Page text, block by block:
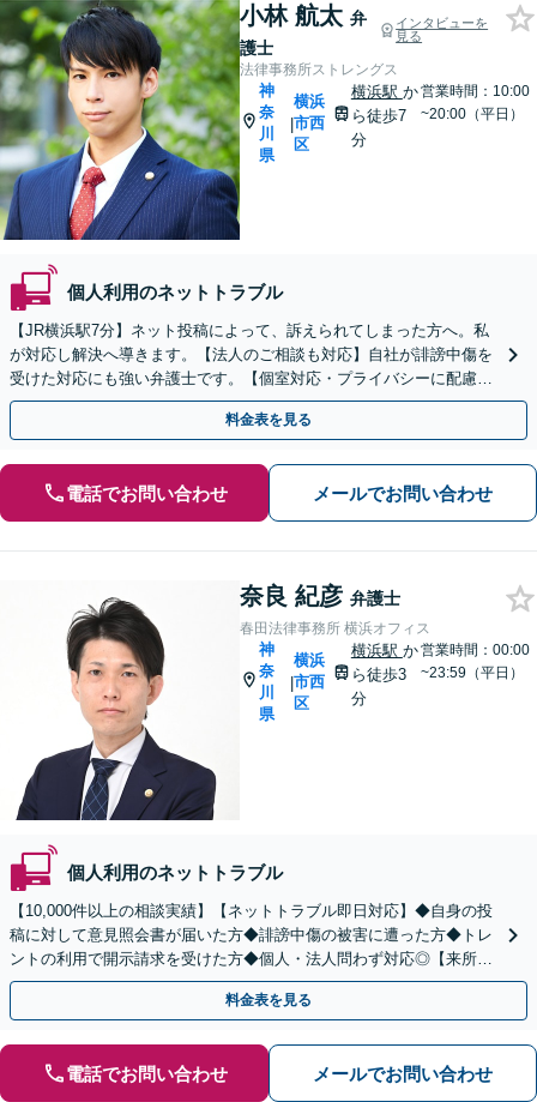
小林 航太 弁
護士
インタビューを
見る
法律事務所ストレングス
神
奈
川
県
|
横浜
市西
区
横浜駅 か
ら徒歩7
分
営業時間：10:00
~20:00（平日）
個人利用のネットトラブル
【JR横浜駅7分】ネット投稿によって、訴えられてしまった方へ。私
が対応し解決へ導きます。【法人のご相談も対応】自社が誹謗中傷を
受けた対応にも強い弁護士です。【個室対応・プライバシーに配慮】
コスプレに関連するトラブルは相談無料です
料金表を見る
電話でお問い合わせ メールでお問い合わせ
奈良 紀彦 弁護士
春田法律事務所 横浜オフィス
神
奈
川
県
|
横浜
市西
区
横浜駅 か
ら徒歩3
分
営業時間：00:00
~23:59（平日）
個人利用のネットトラブル
【10,000件以上の相談実績】【ネットトラブル即日対応】◆自身の投
稿に対して意見照会書が届いた方◆誹謗中傷の被害に遭った方◆トレ
ントの利用で開示請求を受けた方◆個人・法人問わず対応◎【来所不
要／LINE相談可】
料金表を見る
電話でお問い合わせ メールでお問い合わせ